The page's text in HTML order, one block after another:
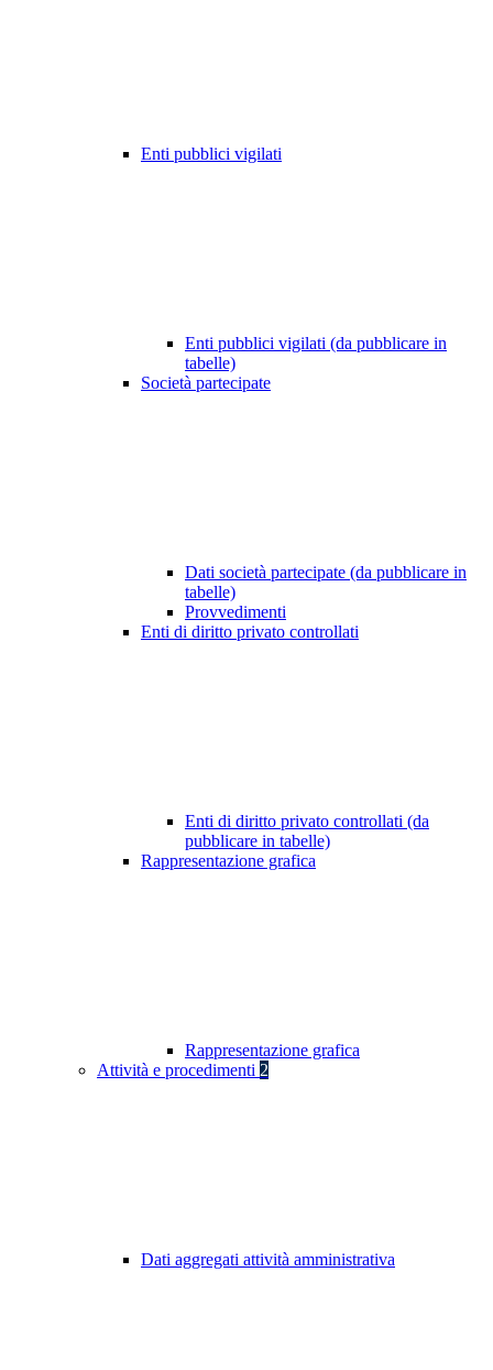
Enti pubblici vigilati
Enti pubblici vigilati (da pubblicare in
tabelle)
Società partecipate
Dati società partecipate (da pubblicare in
tabelle)
Provvedimenti
Enti di diritto privato controllati
Enti di diritto privato controllati (da
pubblicare in tabelle)
Rappresentazione grafica
Rappresentazione grafica
Attività e procedimenti 2
Dati aggregati attività amministrativa